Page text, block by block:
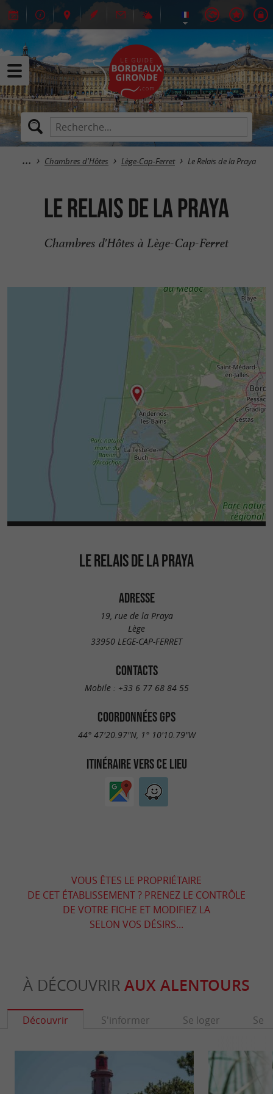
Chambres d'Hôtes Lège-Cap-Ferret Le Relais de la Praya
Le Relais de la Praya
Chambres d'Hôtes à Lège-Cap-Ferret
LE RELAIS DE LA PRAYA
ADRESSE
19, rue de la Praya
Lège
33950 LEGE-CAP-FERRET
CONTACTS
Mobile : +33 6 77 68 84 55
COORDONNÉES GPS
44° 47'20.97"N, 1° 10'10.79"W
ITINÉRAIRE VERS CE LIEU
VOUS ÊTES LE PROPRIÉTAIRE
DE CET ÉTABLISSEMENT ? PRENEZ LE CONTRÔLE
DE VOTRE FICHE ET MODIFIEZ LA
SELON VOS DÉSIRS...
À DÉCOUVRIR AUX ALENTOURS
Découvrir S'informer Se loger Se